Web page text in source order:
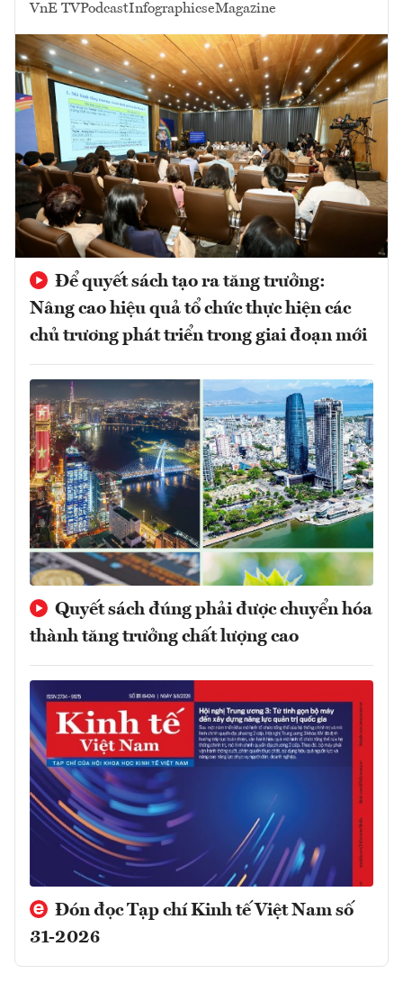
VnE TVPodcastInfographicseMagazine
Để quyết sách tạo ra tăng trưởng:
Nâng cao hiệu quả tổ chức thực hiện các
chủ trương phát triển trong giai đoạn mới
Quyết sách đúng phải được chuyển hóa
thành tăng trưởng chất lượng cao
Đón đọc Tạp chí Kinh tế Việt Nam số
31-2026